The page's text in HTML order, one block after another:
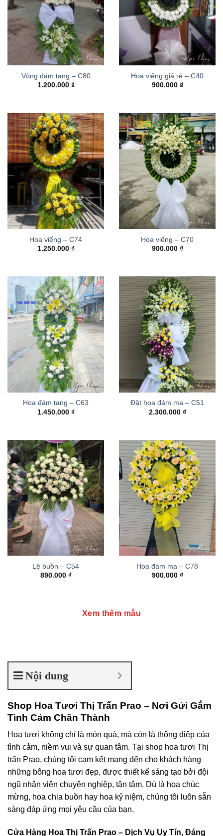
Vòng đám tang – C80
1.200.000 ₫
Hoa viếng giá rẻ – C40
900.000 ₫
Hoa viếng – C74
1.250.000 ₫
Hoa viếng – C70
900.000 ₫
Hoa đám tang – C63
1.450.000 ₫
Đặt hoa đám ma – C51
2.300.000 ₫
Lệ buồn – C54
890.000 ₫
Hoa đám ma – C78
900.000 ₫
Xem thêm mẫu
Nội dung
Shop Hoa Tươi Thị Trấn Prao – Nơi Gửi Gắm
Tình Cảm Chân Thành
Hoa tươi không chỉ là món quà, mà còn là thông điệp của
tình cảm, niềm vui và sự quan tâm. Tại shop hoa tươi Thị
trấn Prao, chúng tôi cam kết mang đến cho khách hàng
những bông hoa tươi đẹp, được thiết kế sáng tạo bởi đội
ngũ nhân viên chuyên nghiệp, tận tâm. Dù là hoa chúc
mừng, hoa chia buồn hay hoa kỷ niệm, chúng tôi luôn sẵn
sàng đáp ứng mọi yêu cầu của bạn.
Cửa Hàng Hoa Thị Trấn Prao – Dịch Vụ Uy Tín, Đáng